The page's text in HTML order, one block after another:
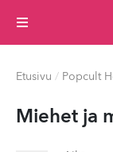
Valikko
Etusivu / Popcult
Miehet ja